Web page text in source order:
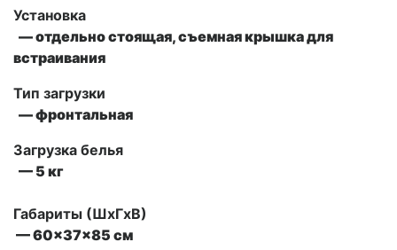
Установка
— отдельно стоящая, съемная крышка для
встраивания
Тип загрузки
— фронтальная
Загрузка белья
— 5 кг
Габариты (ШxГxВ)
— 60x37x85 см